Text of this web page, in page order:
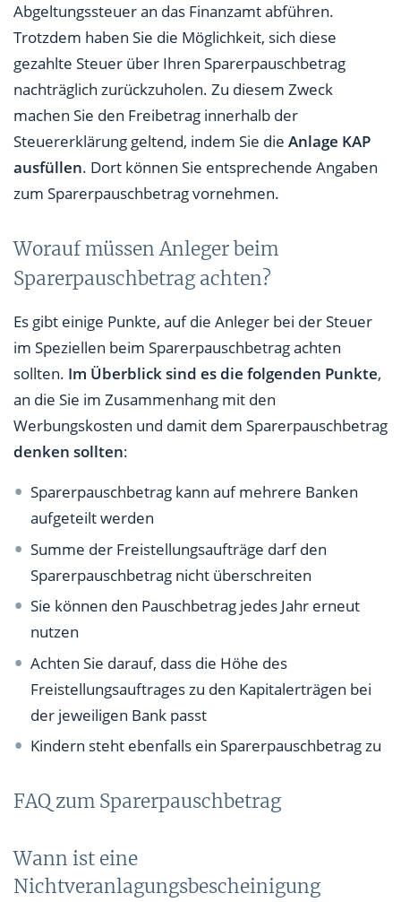
Abgeltungssteuer an das Finanzamt abführen.
Trotzdem haben Sie die Möglichkeit, sich diese
gezahlte Steuer über Ihren Sparerpauschbetrag
nachträglich zurückzuholen. Zu diesem Zweck
machen Sie den Freibetrag innerhalb der
Steuererklärung geltend, indem Sie die Anlage KAP
ausfüllen. Dort können Sie entsprechende Angaben
zum Sparerpauschbetrag vornehmen.
Worauf müssen Anleger beim
Sparerpauschbetrag achten?
Es gibt einige Punkte, auf die Anleger bei der Steuer
im Speziellen beim Sparerpauschbetrag achten
sollten. Im Überblick sind es die folgenden Punkte,
an die Sie im Zusammenhang mit den
Werbungskosten und damit dem Sparerpauschbetrag
denken sollten:
Sparerpauschbetrag kann auf mehrere Banken
aufgeteilt werden
Summe der Freistellungsaufträge darf den
Sparerpauschbetrag nicht überschreiten
Sie können den Pauschbetrag jedes Jahr erneut
nutzen
Achten Sie darauf, dass die Höhe des
Freistellungsauftrages zu den Kapitalerträgen bei
der jeweiligen Bank passt
Kindern steht ebenfalls ein Sparerpauschbetrag zu
FAQ zum Sparerpauschbetrag
Wann ist eine
Nichtveranlagungsbescheinigung